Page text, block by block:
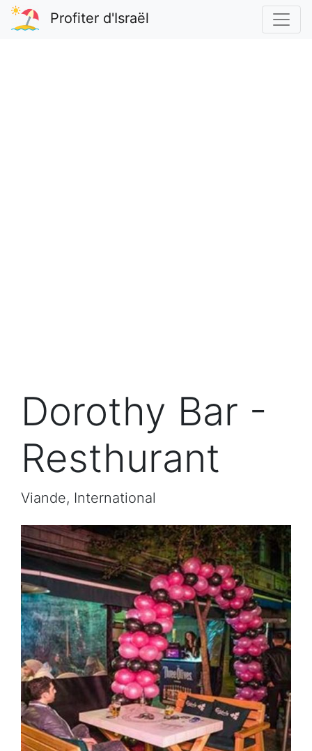
Profiter d'Israël
Dorothy Bar -
Resthurant
Viande, International